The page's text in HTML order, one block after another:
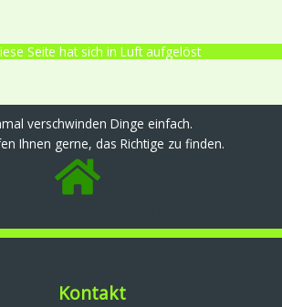
Seite hat sich in Luft aufgelöst
verschwinden Dinge einfach.
Ihnen gerne, das Richtige zu finden.
Kontakt